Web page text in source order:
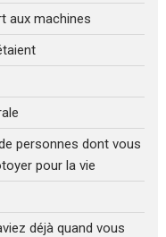
aux machines
personnes dont vous
pour la vie
déjà quand vous